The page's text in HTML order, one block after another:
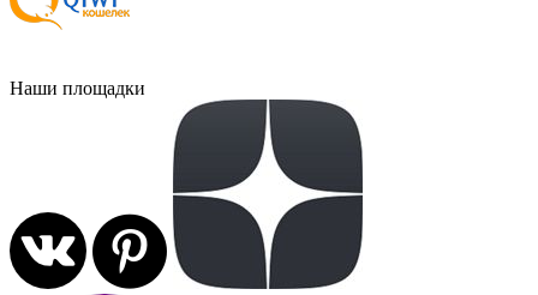
Наши площадки